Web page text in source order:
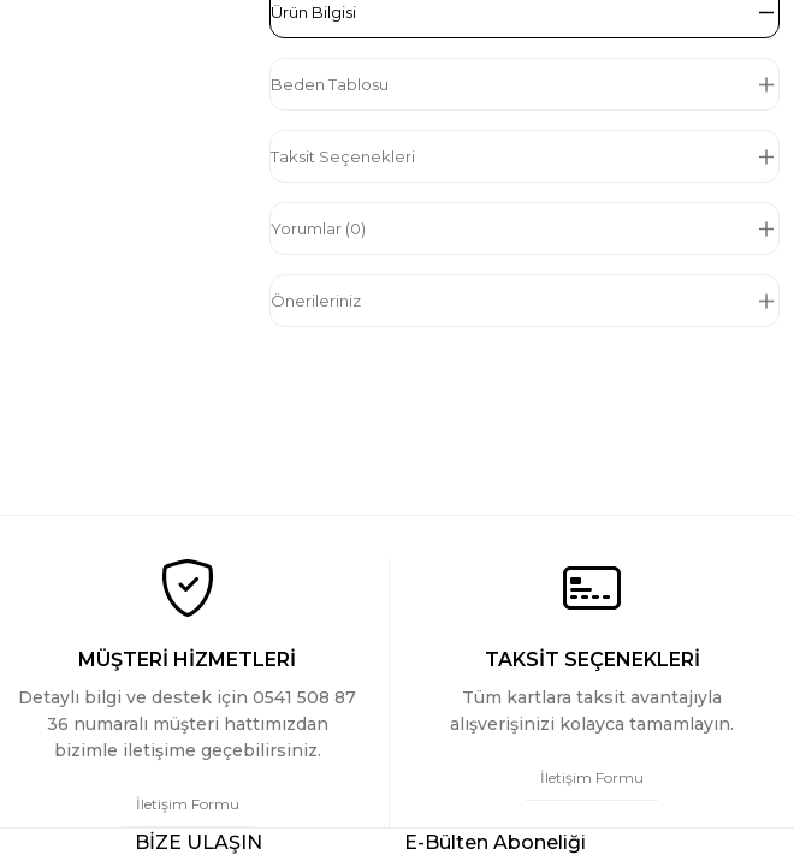
Ürün Bilgisi
Beden Tablosu
Taksit Seçenekleri
Yorumlar (0)
Önerileriniz
MÜŞTERİ HİZMETLERİ
Detaylı bilgi ve destek için 0541 508 87
36 numaralı müşteri hattımızdan
bizimle iletişime geçebilirsiniz.
İletişim Formu
TAKSİT SEÇENEKLERİ
Tüm kartlara taksit avantajıyla
alışverişinizi kolayca tamamlayın.
İletişim Formu
BİZE ULAŞIN E-Bülten Aboneliği